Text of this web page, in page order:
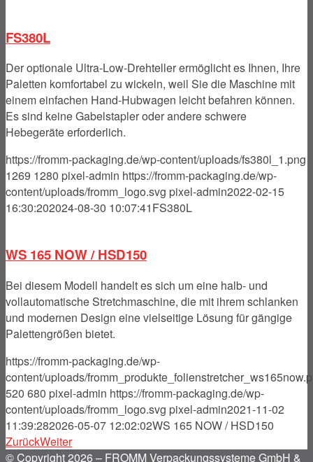
FS380L
Der optionale Ultra-Low-Drehteller ermöglicht es Ihnen, Ihre
Paletten komfortabel zu wickeln, weil Sie die Maschine mit
einem einfachen Hand-Hubwagen leicht befahren können.
Es sind keine Gabelstapler oder andere schwere
Hebegeräte erforderlich.
https://fromm-packaging.de/wp-content/uploads/fs380l_1.png
1269 1280 pixel-admin https://fromm-packaging.de/wp-
content/uploads/fromm_logo.svg pixel-admin2022-02-15
16:30:202024-08-30 10:07:41FS380L
WS 165 NOW / HSD150
Bei diesem Modell handelt es sich um eine halb- und
vollautomatische Stretchmaschine, die mit ihrem schlanken
und modernen Design eine vielseitige Lösung für gängige
Palettengrößen bietet.
https://fromm-packaging.de/wp-
content/uploads/
520 680 pixel-admin https://fromm-packaging.de/wp-
content/uploads/fromm_logo.svg pixel-admin2021-11-02
11:39:282026-05-07 12:02:02WS 165 NOW / HSD150
ZurückWeiter
© Copyright 2026 – FROMM Verpackungssysteme GmbH &